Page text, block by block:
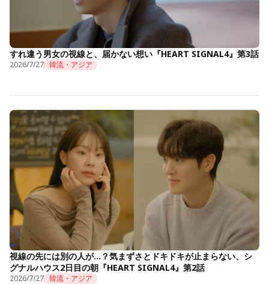
すれ違う男女の視線と、届かない想い『HEART SIGNAL4』第3話
2026/7/27 韓流・アジア
視線の先には別の人が…？気まずさとドキドキが止まらない、シ
グナルハウス2日目の朝『HEART SIGNAL4』第2話
2026/7/27 韓流・アジア